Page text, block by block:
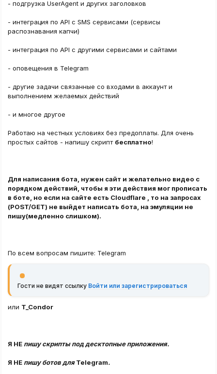
- подгрузка UserAgent и других заголовков
- интеграция по API с SMS сервисами (сервисы
распознавания капчи)
- интеграция по API с другими сервисами и сайтами
- оповещения в Telegram
- другие задачи связанные со входами в аккаунт и
выполнением желаемых действий
- и многое другое
Работаю на честных условиях без предоплаты. Для очень
простых сайтов - напишу скрипт бесплатно!
Для написания бота, нужен сайт и желательно видео с
порядком действий, чтобы я эти действия мог прописать
в боте, но если на сайте есть Cloudflare , то на запросах
(POST/GET) не выйдет написать бота, на эмуляции не
пишу(медленно слишком).
По всем вопросам пишите: Telegram
Гости не видят ссылку Войти или зарегистрироваться
или T_Condor
Я НЕ пишу скрипты под десктопные приложения.
Я НЕ пишу ботов дляTelegram.